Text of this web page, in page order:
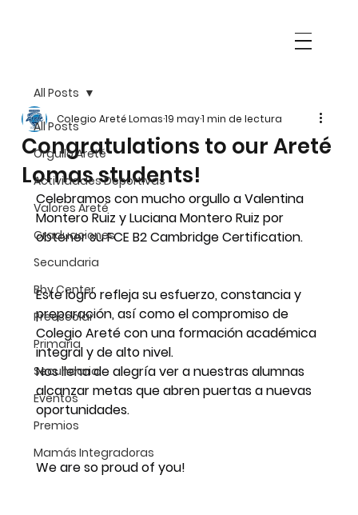
All Posts
Orgullo Areté
Actividades Deportivas
Valores Areté
Graduaciones
Secundaria
Bby Center
Preescolar
Primaria
Secundaria
Eventos
Premios
Mamás Integradoras
All Posts
Congratulations to our Areté
Lomas students!
Colegio Areté Lomas19 may1 min de lectura
Celebramos con mucho orgullo a Valentina
Montero Ruiz y Luciana Montero Ruiz por
obtener su FCE B2 Cambridge Certification.
Este logro refleja su esfuerzo, constancia y
preparación, así como el compromiso de
Colegio Areté con una formación académica
integral y de alto nivel.
Nos llena de alegría ver a nuestras alumnas
alcanzar metas que abren puertas a nuevas
oportunidades.
We are so proud of you!